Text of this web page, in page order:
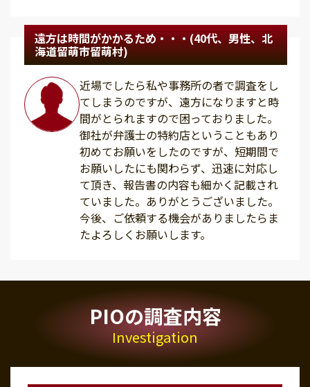
遠方は時間がかかるため・・・(40代、男性、北
海道留萌市留萌村)
近場でしたら私や事務所の者で調査をし
てしまうのですが、遠方になりますと時
間がとられますので困っておりました。
御社が弁護士の特約店ということもあり
初めてお願いをしたのですが、短期間で
お願いしたにも関わらず、迅速に対応し
て頂き、報告書の内容も細かく記載され
ていました。ありがとうございました。
今後、ご依頼する機会がありましたらま
たよろしくお願いします。
PIOの調査内容
Investigation